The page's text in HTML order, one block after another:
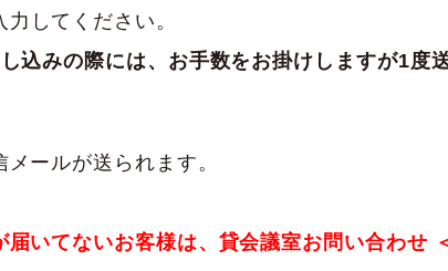
してください。
込みの際には、お手数をお掛けしますが1度
ールが送られます。
届いてないお客様は、貸会議室お問い合わ